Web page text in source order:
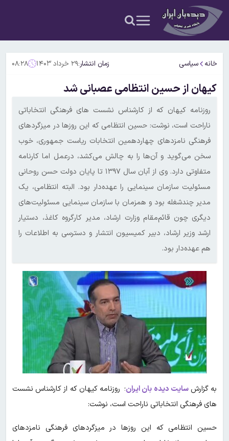
خانه سیاسی زمان انتشار:۲۹ خرداد ۱۴۰۳ ۰۸:۲۸
کیهان از حسین انتظامی عصبانی شد
روزنامه کیهان که از کارشناس نشست های فرهنگی انتخاباتی
ناراحت است، نوشت: حسین انتظامی که این روزها در میزگردهای
فرهنگی نامزدهای چهاردهمین انتخابات ریاست جمهوری، خوب
سخن می‌گوید و آن‌ها را به چالش می‌کشد، درعمل اما کارنامه
متفاوتی دارد. وی از آبان سال ۱۳۹۷ تا پایان دولت حسن روحانی
مسئولیت سازمان سینمایی را عهده‌دار بود. البته انتظامی، یک
مدیر چندشغله بود و همزمان با سازمان سینمایی مسئولیت‌های
دیگری چون قائم‌مقام وزارت ارشاد، مدیر کارگروه کاغذ، دستیار
ارشد وزیر ارشاد، دبیر کمیسیون انتشار و دسترسی به اطلاعات را
هم عهده‌دار بود.
به گزارشسایت دیده بان ایران؛ روزنامه کیهان که از کارشناس نشست
های فرهنگی انتخاباتی ناراحت است، نوشت:
حسین انتظامی که این روزها در میزگردهای فرهنگی نامزدهای